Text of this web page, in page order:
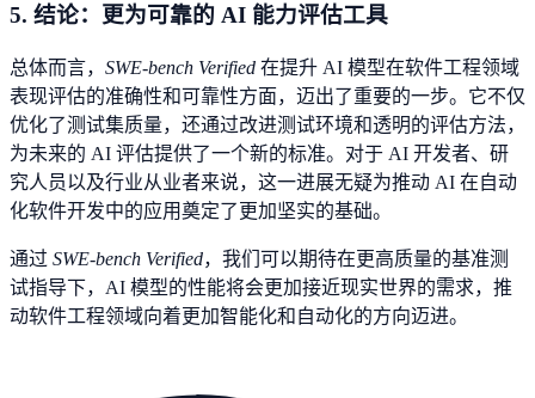
5. 结论：更为可靠的 AI 能力评估工具
总体而言， SWE-bench Verified 在提升 AI 模型在软件工程领域
表现评估的准确性和可靠性方面，迈出了重要的一步。它不仅
优化了测试集质量，还通过改进测试环境和透明的评估方法，
为未来的 AI 评估提供了一个新的标准。对于 AI 开发者、研
究人员以及行业从业者来说，这一进展无疑为推动 AI 在自动
化软件开发中的应用奠定了更加坚实的基础。
通过 SWE-bench Verified，我们可以期待在更高质量的基准测
试指导下，AI 模型的性能将会更加接近现实世界的需求，推
动软件工程领域向着更加智能化和自动化的方向迈进。